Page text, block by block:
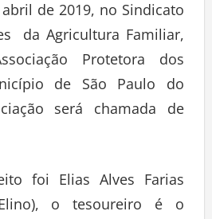
de 2019, no Sindicato
da Agricultura Familiar,
Protetora dos
de São Paulo do
será chamada de
foi Elias Alves Farias
o tesoureiro é o